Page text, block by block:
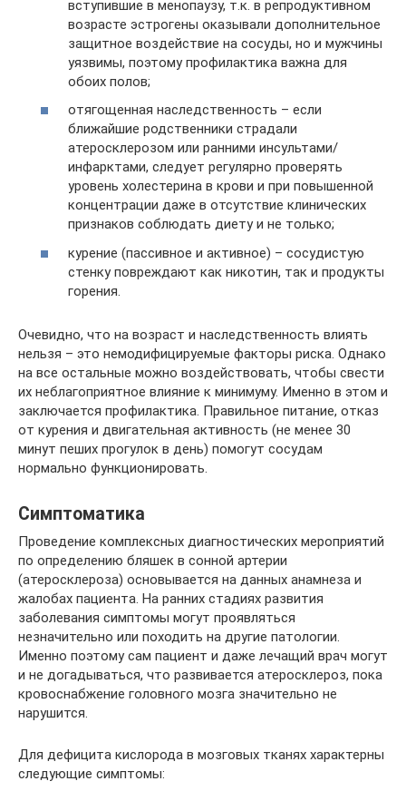
вступившие в менопаузу, т.к. в репродуктивном
возрасте эстрогены оказывали дополнительное
защитное воздействие на сосуды, но и мужчины
уязвимы, поэтому профилактика важна для
обоих полов;
отягощенная наследственность – если
ближайшие родственники страдали
атеросклерозом или ранними инсультами/
инфарктами, следует регулярно проверять
уровень холестерина в крови и при повышенной
концентрации даже в отсутствие клинических
признаков соблюдать диету и не только;
курение (пассивное и активное) – сосудистую
стенку повреждают как никотин, так и продукты
горения.
Очевидно, что на возраст и наследственность влиять
нельзя – это немодифицируемые факторы риска. Однако
на все остальные можно воздействовать, чтобы свести
их неблагоприятное влияние к минимуму. Именно в этом и
заключается профилактика. Правильное питание, отказ
от курения и двигательная активность (не менее 30
минут пеших прогулок в день) помогут сосудам
нормально функционировать.
Симптоматика
Проведение комплексных диагностических мероприятий
по определению бляшек в сонной артерии
(атеросклероза) основывается на данных анамнеза и
жалобах пациента. На ранних стадиях развития
заболевания симптомы могут проявляться
незначительно или походить на другие патологии.
Именно поэтому сам пациент и даже лечащий врач могут
и не догадываться, что развивается атеросклероз, пока
кровоснабжение головного мозга значительно не
нарушится.
Для дефицита кислорода в мозговых тканях характерны
следующие симптомы: